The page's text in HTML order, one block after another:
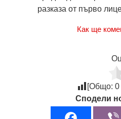
разказа от първо
Как ще
[Общо: 0
Сподели